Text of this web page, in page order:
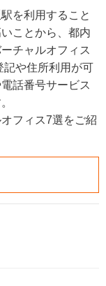
を利用すること
ことから、都内
チャルオフィス
記や住所利用が可
話番号サービス
フィス7選をご紹